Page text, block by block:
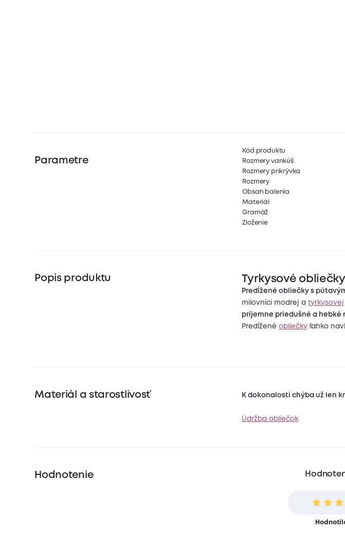
Parametre
Kód produktu
Rozmery vankúš
Rozmery prikrývka
Rozmery
Obsah balenia
Materiál
Gramáž
Zloženie
Popis produktu Tyrkysové o
Predĺžené obliečky s
milovníci modrej atyrkysovej
príjemne priedušné a
Predĺženéobliečky ľahko
Materiál a starostlivosť K dokonalosti chýba už len
Údržba obliečok
Hodnotenie